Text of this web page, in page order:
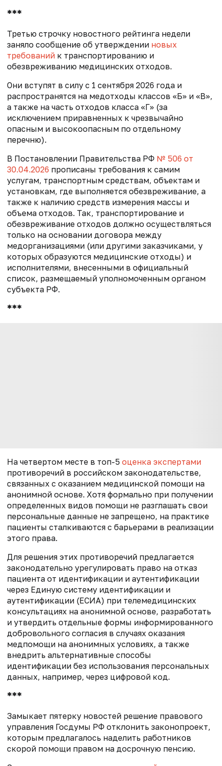
***
Третью строчку новостного рейтинга недели
заняло сообщение об утверждении новых
требований к транспортированию и
обезвреживанию медицинских отходов.
Они вступят в силу с 1 сентября 2026 года и
распространятся на медотходы классов «Б» и «В»,
а также на часть отходов класса «Г» (за
исключением приравненных к чрезвычайно
опасным и высокоопасным по отдельному
перечню).
В Постановлении Правительства РФ № 506 от
30.04.2026 прописаны требования к самим
услугам, транспортным средствам, объектам и
установкам, где выполняется обезвреживание, а
также к наличию средств измерения массы и
объема отходов. Так, транспортирование и
обезвреживание отходов должно осуществляться
только на основании договора между
медорганизациями (или другими заказчиками, у
которых образуются медицинские отходы) и
исполнителями, внесенными в официальный
список, размещаемый уполномоченным органом
субъекта РФ.
***
На четвертом месте в топ-5 оценка экспертами
противоречий в российском законодательстве,
связанных с оказанием медицинской помощи на
анонимной основе. Хотя формально при получении
определенных видов помощи не разглашать свои
персональные данные не запрещено, на практике
пациенты сталкиваются с барьерами в реализации
этого права.
Для решения этих противоречий предлагается
законодательно урегулировать право на отказ
пациента от идентификации и аутентификации
через Единую систему идентификации и
аутентификации (ЕСИА) при телемедицинских
консультациях на анонимной основе, разработать
и утвердить отдельные формы информированного
добровольного согласия в случаях оказания
медпомощи на анонимных условиях, а также
внедрить альтернативные способы
идентификации без использования персональных
данных, например, через цифровой код.
***
Замыкает пятерку новостей решение правового
управления Госдумы РФ отклонить законопроект,
которым предлагалось наделить работников
скорой помощи правом на досрочную пенсию.